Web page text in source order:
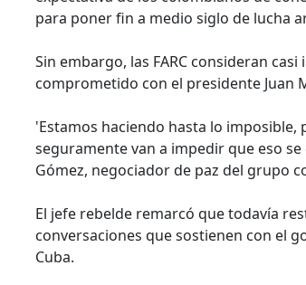
para poner fin a medio siglo de lucha
Sin embargo, las FARC consideran
comprometido con el presidente Juan
'Estamos haciendo hasta lo
seguramente van a impedir que eso
Gómez, negociador de paz del grupo
El jefe rebelde remarcó que todavía
conversaciones que sostienen con el
Cuba.